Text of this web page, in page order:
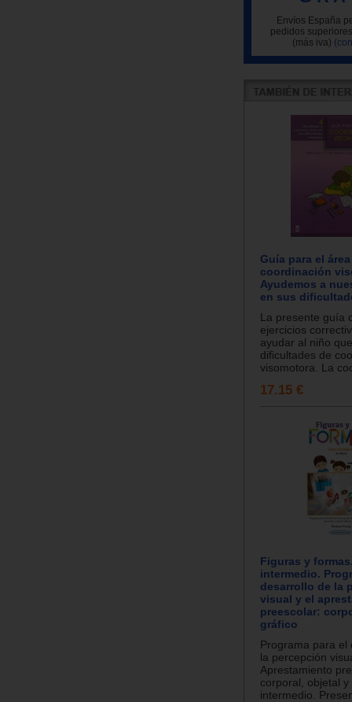
Envíos España
pedidos
(más iva)
Guía para el
coordinación
Ayudemos a
en sus
La presente guía
ejercicios
ayudar al niño
dificultades de
visomotora. La
17.15 €
Figuras y
intermedio.
desarrollo de la
visual y el
preescolar:
gráfico
Programa para el
la percepción
Aprestamiento
corporal, objetal
intermedio.